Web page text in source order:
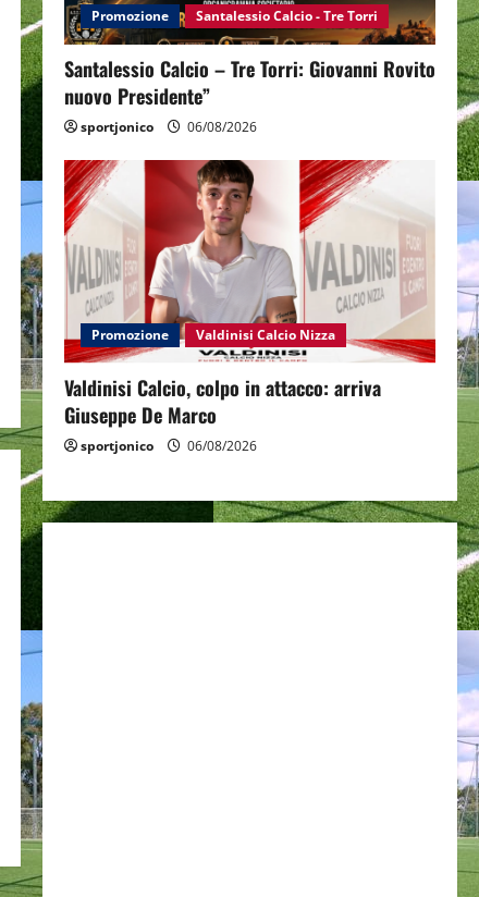
Promozione Santalessio Calcio - Tre Torri
Santalessio Calcio – Tre Torri: Giovanni Rovito
nuovo Presidente”
sportjonico 06/08/2026
Promozione Valdinisi Calcio Nizza
Valdinisi Calcio, colpo in attacco: arriva
Giuseppe De Marco
sportjonico 06/08/2026